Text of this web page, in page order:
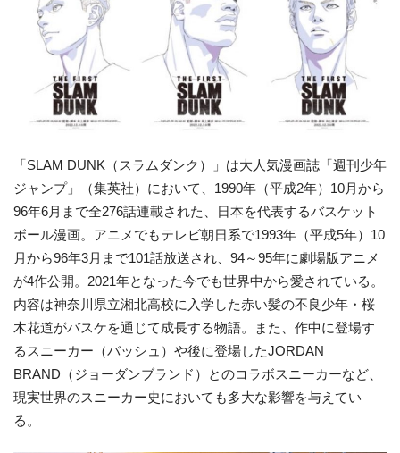
「SLAM DUNK（スラムダンク）」は大人気漫画誌「週刊少年
ジャンプ」（集英社）において、1990年（平成2年）10月から
96年6月まで全276話連載された、日本を代表するバスケット
ボール漫画。アニメでもテレビ朝日系で1993年（平成5年）10
月から96年3月まで101話放送され、94～95年に劇場版アニメ
が4作公開。2021年となった今でも世界中から愛されている。
内容は神奈川県立湘北高校に入学した赤い髪の不良少年・桜
木花道がバスケを通じて成長する物語。また、作中に登場す
るスニーカー（バッシュ）や後に登場したJORDAN
BRAND（ジョーダンブランド）とのコラボスニーカーなど、
現実世界のスニーカー史においても多大な影響を与えてい
る。